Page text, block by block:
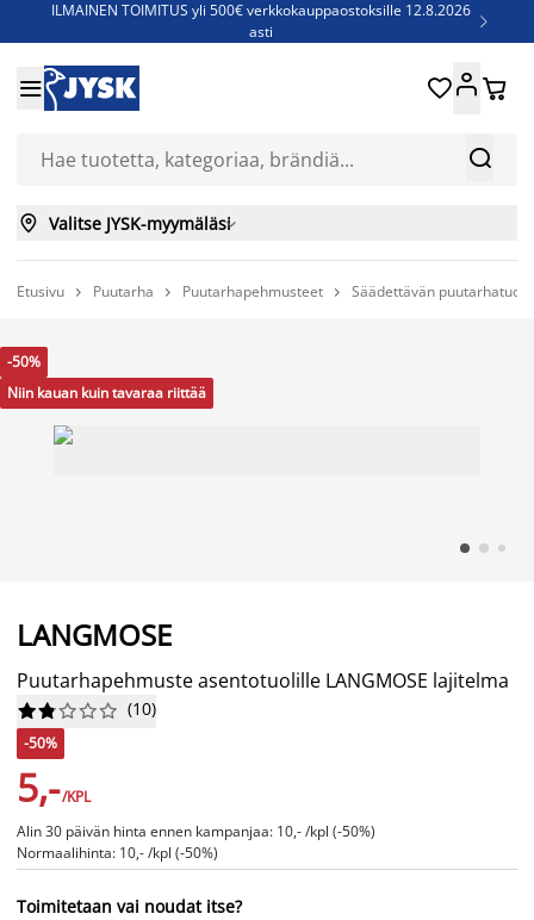
ILMAINEN TOIMITUS yli 500€ verkkokauppaostoksille 12.8.2026
asti

Jenkkisänkyjä - Säästä jopa 60%


 
 Valitse JYSK-myymäläsi
Etusivu  Puutarha  Puutarhapehmusteet  Säädettävän
-50%
Niin kauan kuin tavaraa riittää
LANGMOSE
Puutarhapehmuste asentotuolille LANGMOSE lajitelma





 (10)
-50%
5,-/KPL
Alin 30 päivän hinta ennen kampanjaa: 10,- /kpl (-50%)
Normaalihinta: 10,- /kpl (-50%)
Toimitetaan vai noudat itse?